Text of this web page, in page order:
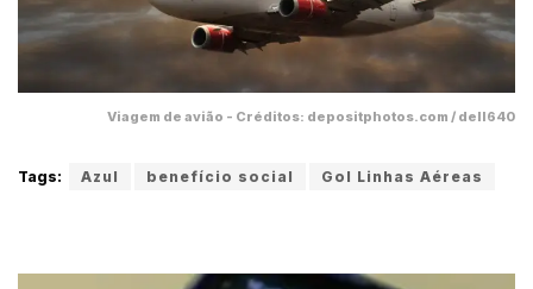
Viagem de avião - Créditos: depositphotos.com / dell640
Tags: Azul benefício social Gol Linhas Aéreas